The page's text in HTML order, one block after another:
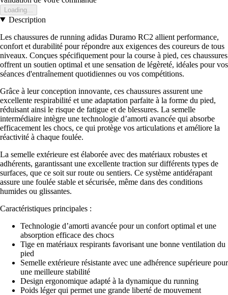
Loading...
Description
Les chaussures de running adidas Duramo RC2 allient performance,
confort et durabilité pour répondre aux exigences des coureurs de tous
niveaux. Conçues spécifiquement pour la course à pied, ces chaussures
offrent un soutien optimal et une sensation de légèreté, idéales pour vos
séances d'entraînement quotidiennes ou vos compétitions.
Grâce à leur conception innovante, ces chaussures assurent une
excellente respirabilité et une adaptation parfaite à la forme du pied,
réduisant ainsi le risque de fatigue et de blessures. La semelle
intermédiaire intègre une technologie d’amorti avancée qui absorbe
efficacement les chocs, ce qui protège vos articulations et améliore la
réactivité à chaque foulée.
La semelle extérieure est élaborée avec des matériaux robustes et
adhérents, garantissant une excellente traction sur différents types de
surfaces, que ce soit sur route ou sentiers. Ce système antidérapant
assure une foulée stable et sécurisée, même dans des conditions
humides ou glissantes.
Caractéristiques principales :
Technologie d’amorti avancée pour un confort optimal et une
absorption efficace des chocs
Tige en matériaux respirants favorisant une bonne ventilation du
pied
Semelle extérieure résistante avec une adhérence supérieure pour
une meilleure stabilité
Design ergonomique adapté à la dynamique du running
Poids léger qui permet une grande liberté de mouvement